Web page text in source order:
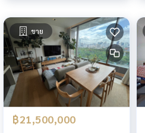
ขาย
฿21,500,000